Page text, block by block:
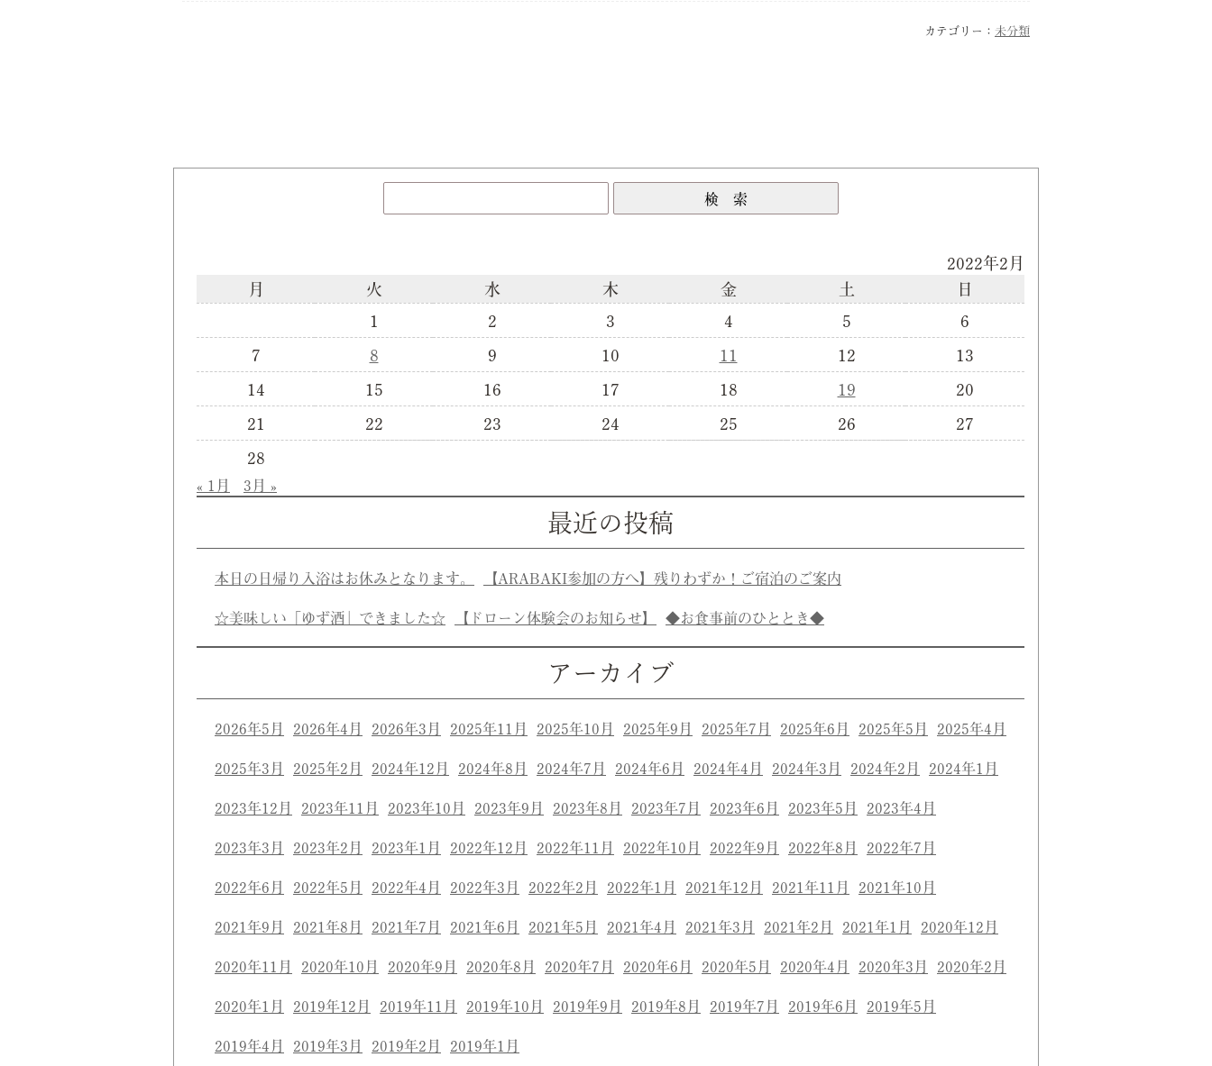
カテゴリー： 未分類
2022年2月
月
火 水 木 金 土
日
1
2 3 4 5
6
7
8 9 10 11 12
13
14
15 16 17 18 19
20
21
22 23 24 25 26
27
28
« 1月 3月 »
最近の投稿
本日の日帰り入浴はお休みとなります。
【ARABAKI参加の方へ】残りわずか！ご宿泊のご案内
☆美味しい「ゆず酒」できました☆
【ドローン体験会のお知らせ】 ◆お食事前のひととき◆
アーカイブ
2026年5月 2026年4月 2026年3月 2025年11月 2025年10月 2025年9月 2025年7月 2025年6月 2025年5月 2025年4月
2025年3月 2025年2月 2024年12月 2024年8月 2024年7月 2024年6月 2024年4月 2024年3月 2024年2月 2024年1月
2023年12月 2023年11月 2023年10月 2023年9月 2023年8月 2023年7月 2023年6月 2023年5月 2023年4月
2023年3月 2023年2月 2023年1月 2022年12月 2022年11月 2022年10月 2022年9月 2022年8月 2022年7月
2022年6月 2022年5月 2022年4月 2022年3月 2022年2月 2022年1月 2021年12月 2021年11月 2021年10月
2021年9月 2021年8月 2021年7月 2021年6月 2021年5月 2021年4月 2021年3月 2021年2月 2021年1月 2020年12月
2020年11月 2020年10月 2020年9月 2020年8月 2020年7月 2020年6月 2020年5月 2020年4月 2020年3月 2020年2月
2020年1月 2019年12月 2019年11月 2019年10月 2019年9月 2019年8月 2019年7月 2019年6月 2019年5月
2019年4月 2019年3月 2019年2月 2019年1月